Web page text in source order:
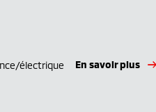
électrique
En savoir plus